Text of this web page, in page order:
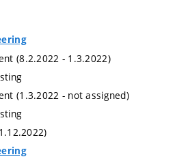
(8.2.2022 - 1.3.2022)
(1.3.2022 - not assigned)